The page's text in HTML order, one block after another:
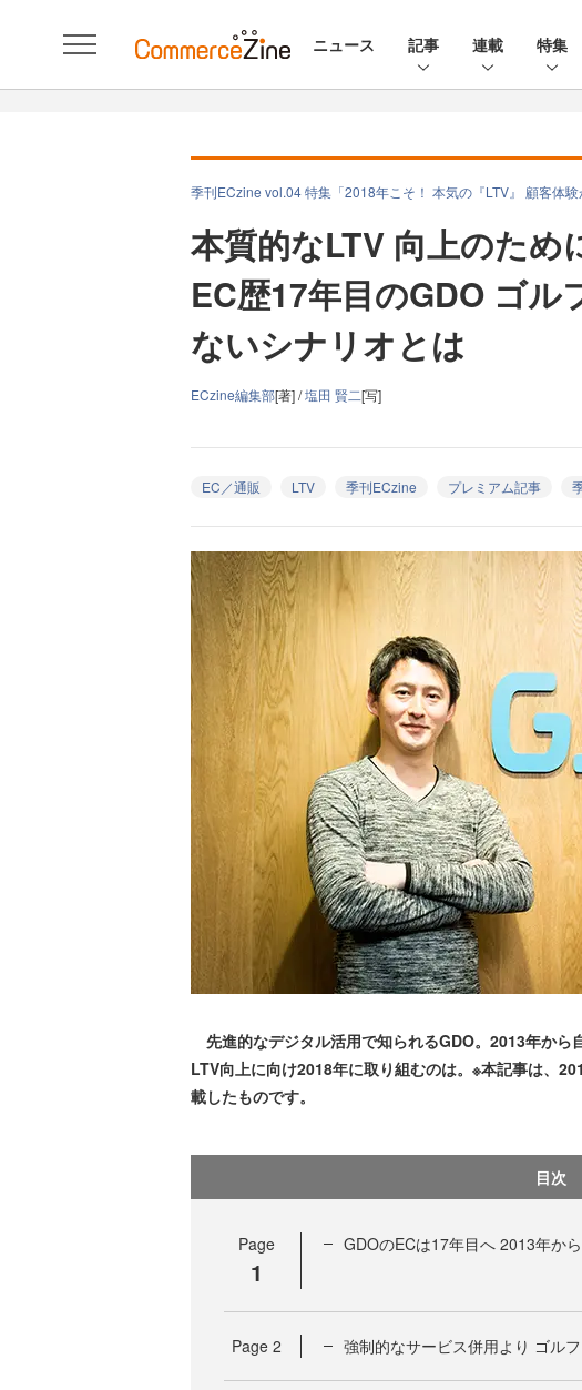
ニュース 記事 連載 特集
季刊ECzine vol.04 特集「2018年こそ！ 本気の『LTV』 顧客体験
本質的なLTV 向上のため
EC歴17年目のGDO ゴル
ないシナリオとは
ECzine編集部[著] /塩田 賢二[写]
EC／通販 LTV 季刊ECzine プレミアム記事
先進的なデジタル活用で知られるGDO。2013年から
LTV向上に向け2018年に取り組むのは。※本記事は、
載したものです。
目次
Page
1
GDOのECは17年目へ 2013年か
Page 2 強制的なサービス併用より ゴル